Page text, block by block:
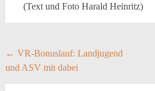
(Text und Foto Harald Heinritz)
Post
navigation
← VR-Bonuslauf: Landjugend
und ASV mit dabei